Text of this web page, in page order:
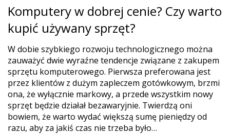
Komputery w dobrej cenie? Czy warto
kupić używany sprzęt?
W dobie szybkiego rozwoju technologicznego można
zauważyć dwie wyraźne tendencje związane z zakupem
sprzętu komputerowego. Pierwsza preferowana jest
przez klientów z dużym zapleczem gotówkowym, brzmi
ona, że wyłącznie markowy, a przede wszystkim nowy
sprzęt będzie działał bezawaryjnie. Twierdzą oni
bowiem, że warto wydać większą sumę pieniędzy od
razu, aby za jakiś czas nie trzeba było…